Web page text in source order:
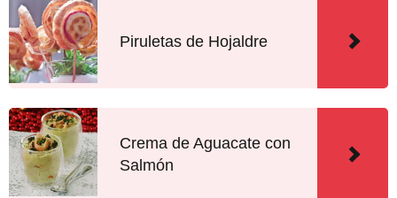
Piruletas de Hojaldre
Crema de Aguacate con
Salmón